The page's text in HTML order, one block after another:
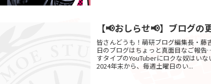
【📢おしらせ📢】ブログの
皆さんどうも！萌研ブログ編集長・藤
日のブログはちょっと真面目なご報
すタイプのYouTuberにロクな奴はい
2024年末から、毎週土曜日のい...